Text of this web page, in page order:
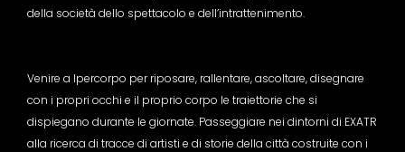
della società dello spettacolo e dell’intrattenimento.
Venire a Ipercorpo per riposare, rallentare, ascoltare, disegnare
con i propri occhi e il proprio corpo le traiettorie che si
dispiegano durante le giornate. Passeggiare nei dintorni di EXATR
alla ricerca di tracce di artisti e di storie della città costruite con i